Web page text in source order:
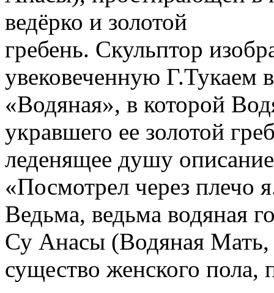
ведёрко и золотой
гребень. Скульптор
увековеченную Г.Тукаем
«Водяная», в которой
укравшего ее золотой
леденящее душу
«Посмотрел через плечо
Ведьма, ведьма водяная
Су Анасы (Водяная
существо женского пола,